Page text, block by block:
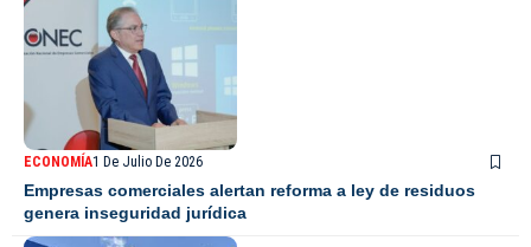
ECONOMÍA1 De Julio De 2026
Empresas comerciales alertan reforma a ley de residuos
genera inseguridad jurídica